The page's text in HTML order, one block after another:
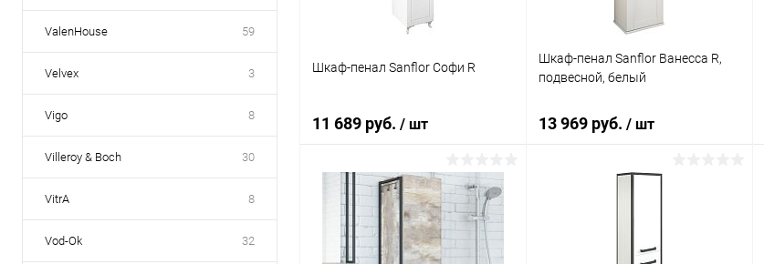
ValenHouse 59
Velvex 3
Vigo 8
Villeroy & Boch 30
VitrA 8
Vod-Ok 32
Шкаф-пенал Sanflor Софи R
11 689 руб. / шт
В корзину
Купить в 1 клик Сравнение
Шкаф-пенал Sanflor Ванесса R,
подвесной, белый
13 969 руб. / шт
Купить в 1 клик